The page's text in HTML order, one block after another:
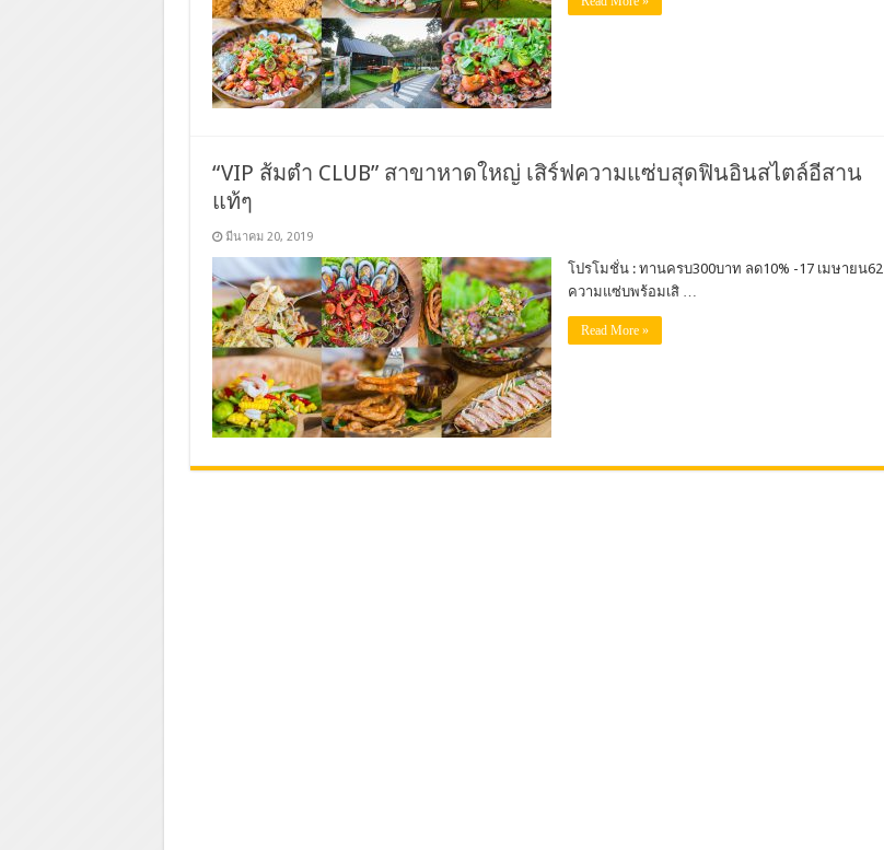
“VIP ส้มตำ CLUB” สาขาหาดใหญ่ เสิร์ฟความแซ่บสุดฟินอินสไตล์อีสาน
แท้ๆ
มีนาคม 20, 2019
โปรโมชั่น : ทานครบ300บาท ลด10% -17 เมษายน62
ความแซ่บพร้อมเสิ …
Read More »